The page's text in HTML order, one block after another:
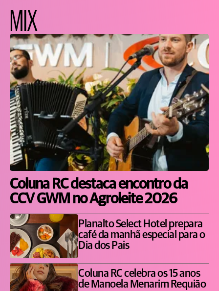
MIX
Coluna RC destaca encontro da
CCV GWM no Agroleite 2026
Planalto Select Hotel prepara
café da manhã especial para o
Dia dos Pais
Coluna RC celebra os 15 anos
de Manoela Menarim Requião